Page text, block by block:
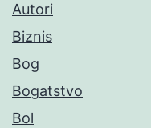
Autori
Biznis
Bog
Bogatstvo
Bol